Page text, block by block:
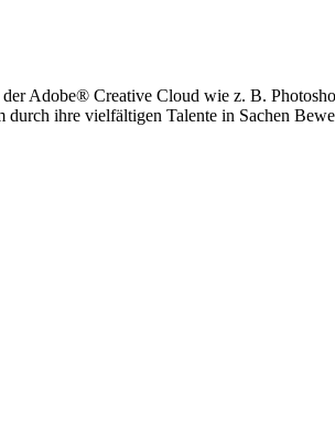
Adobe® Creative Cloud wie z. B.
ihre vielfältigen Talente in Sachen